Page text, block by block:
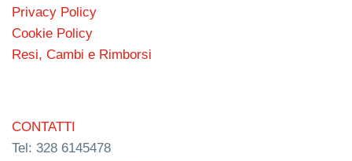
Privacy Policy
Cookie Policy
Resi, Cambi e Rimborsi
CONTATTI
Tel: 328 6145478